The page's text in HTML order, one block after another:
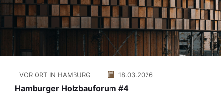
VOR ORT IN HAMBURG 18.03.2026
Hamburger Holzbauforum #4